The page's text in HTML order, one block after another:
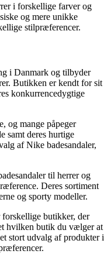
i forskellige farver og
og mere unikke
stilpræferencer.
i Danmark og tilbyder
Butikken er kendt for sit
konkurrencedygtige
og mange påpeger
samt deres hurtige
af Nike badesandaler,
til herrer og
Deres sortiment
og sporty modeller.
butikker, der
hvilken butik du vælger at
stort udvalg af produkter i